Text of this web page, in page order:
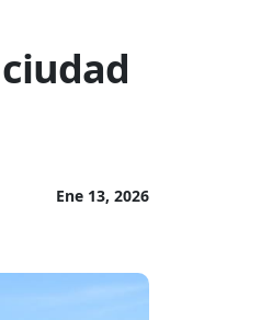
Ene 13, 2026